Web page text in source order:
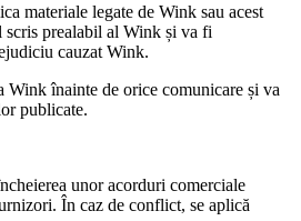
materiale legate de Wink sau acest
prealabil al Wink și va fi
cauzat Wink.
Wink înainte de orice comunicare și va
publicate.
unor acorduri comerciale
În caz de conflict, se aplică